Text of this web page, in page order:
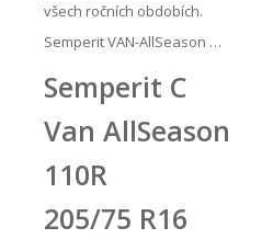
všech ročních obdobích.
Semperit VAN-AllSeason …
Semperit C
Van AllSeason
110R
205/75 R16